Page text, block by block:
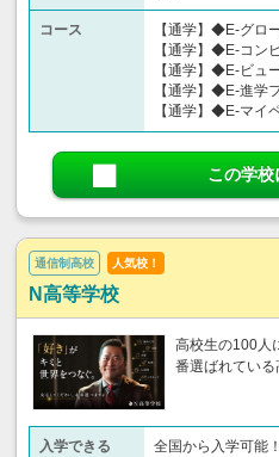
コース
【通学】◆E-グロ
【通学】◆E-コン
【通学】◆E-ビュ
【通学】◆E-進学
【通学】◆E-マイ
この学校
通信制高校 人気校！
N高等学校
高校生の100人
番選ばれている
入学できる
全国から入学可能